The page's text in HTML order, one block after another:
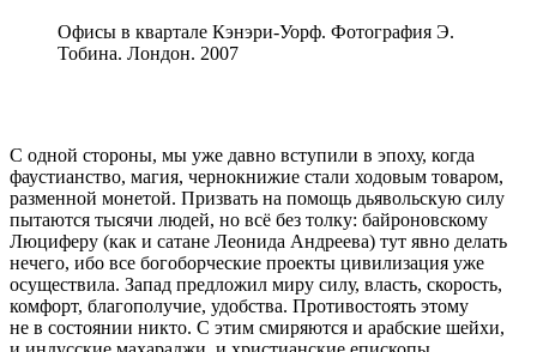
Офисы в квартале Кэнэри-Уорф. Фотография Э.
Тобина. Лондон. 2007
С одной стороны, мы уже давно вступили в эпоху, когда
фаустианство, магия, чернокнижие стали ходовым товаром,
разменной монетой. Призвать на помощь дьявольскую силу
пытаются тысячи людей, но всё без толку: байроновскому
Люциферу (как и сатане Леонида Андреева) тут явно делать
нечего, ибо все богоборческие проекты цивилизация уже
осуществила. Запад предложил миру силу, власть, скорость,
комфорт, благополучие, удобства. Противостоять этому
не в состоянии никто. С этим смиряются и арабские шейхи,